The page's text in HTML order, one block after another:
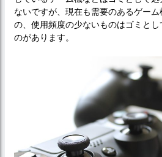
ないですが、現在も需要のあるゲー
の、使用頻度の少ないものはゴミと
のがあります。